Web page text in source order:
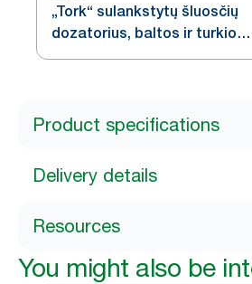
„Tork“ sulankstytų šluosčių
dozatorius, baltos ir turkio
spalvų, W4
Product specifications
Delivery details
Resources
You might also be